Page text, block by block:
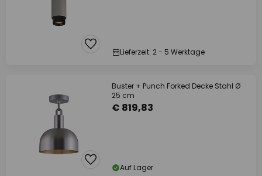
Lieferzeit: 2 - 5 Werktage
Buster + Punch Forked Decke Stahl Ø
25 cm
€ 819,83
Auf Lager